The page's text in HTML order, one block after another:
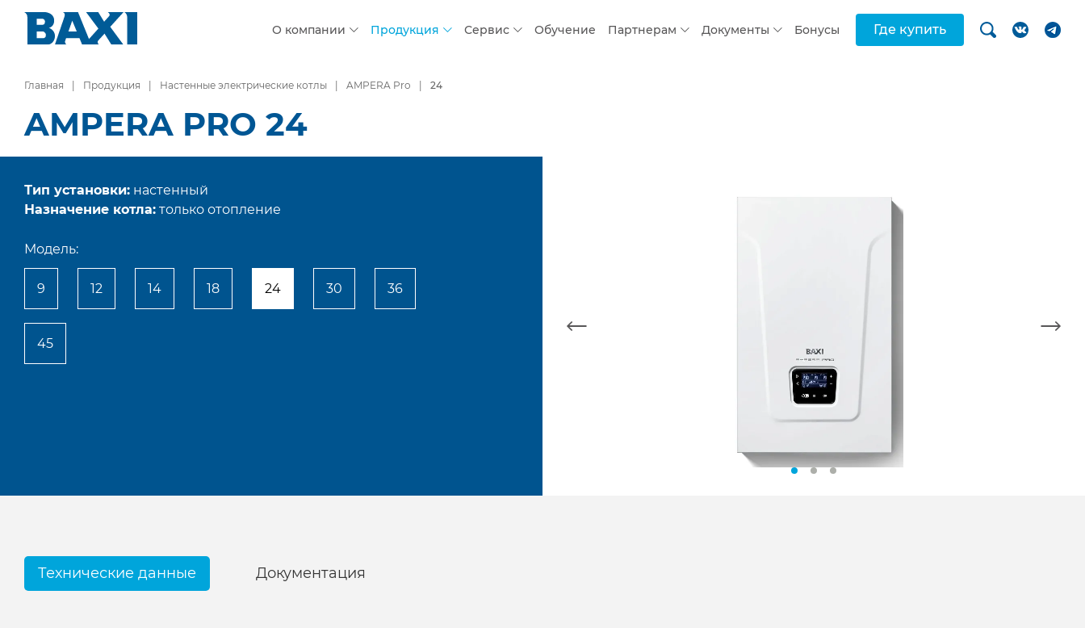
О компании Продукция Сервис Обучение Партнерам Документы Бонусы Где купить
Главная Продукция Настенные электрические котлы AMPERA Pro 24
AMPERA PRO 24
Тип установки: настенный
Назначение котла: только отопление
Модель:
9 12 14 18 24 30 36
45
Технические данные Документация